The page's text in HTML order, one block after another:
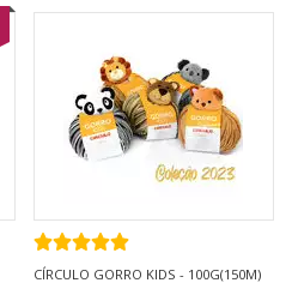
CÍRCULO GORRO KIDS - 100G(150M)